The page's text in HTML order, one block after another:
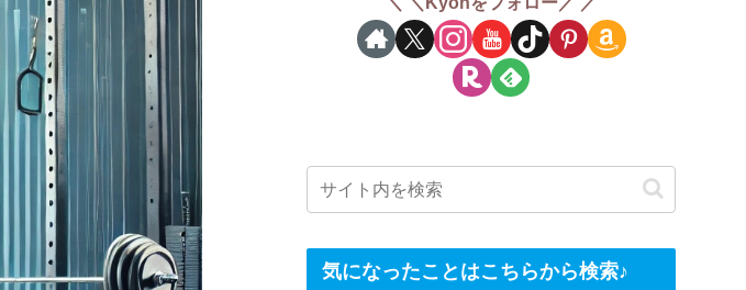
気になったことはこちらから検索♪